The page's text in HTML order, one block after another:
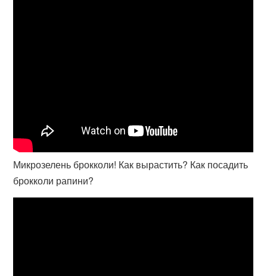
Микрозелень брокколи! Как вырастить? Как посадить
брокколи рапини?